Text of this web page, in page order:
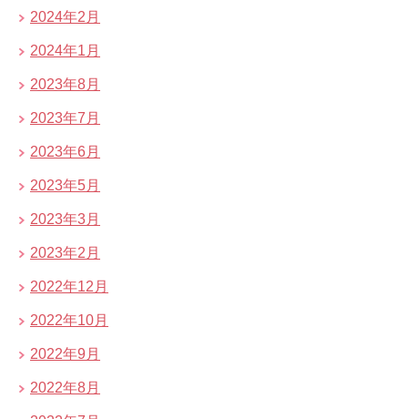
2024年2月
2024年1月
2023年8月
2023年7月
2023年6月
2023年5月
2023年3月
2023年2月
2022年12月
2022年10月
2022年9月
2022年8月